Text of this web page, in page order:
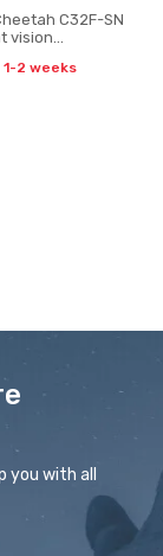
C32F-SN
vision
1-2 weeks
you with all